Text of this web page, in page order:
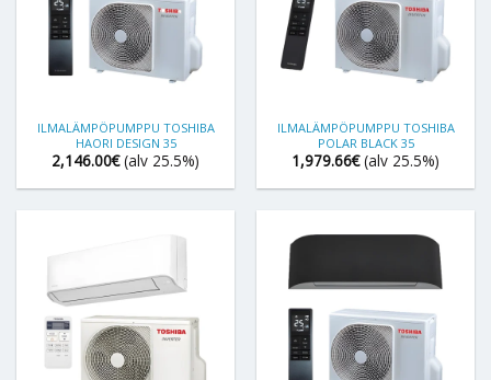
ILMALÄMPÖPUMPPU TOSHIBA
HAORI DESIGN 35
2,146.00€ (alv 25.5%)
ILMALÄMPÖPUMPPU TOSHIBA
POLAR BLACK 35
1,979.66€ (alv 25.5%)